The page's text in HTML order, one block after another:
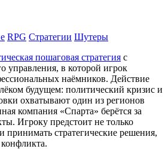
RPG Стратегии Шутеры
пошаговая стратегия с
управления, в которой игрок
наёмников. Действие
будущем: политический кризис и
охватывают один из регионов
компания «Спарта» берётся за
Игроку предстоит не только
принимать стратегические решения,